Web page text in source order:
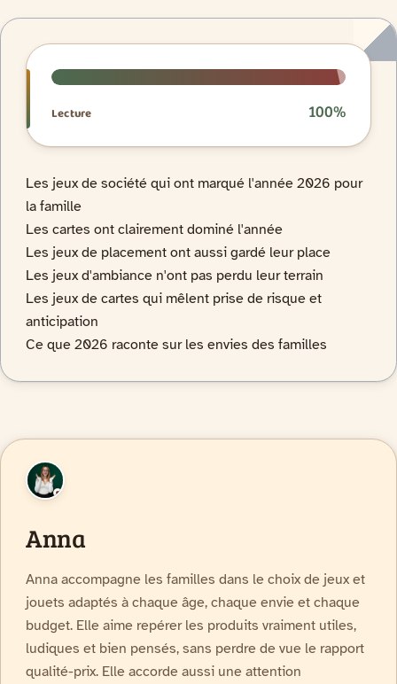
Progression de lecture
Lecture 100%
Les jeux de société qui ont marqué l'année 2026 pour
la famille
Les cartes ont clairement dominé l'année
Les jeux de placement ont aussi gardé leur place
Les jeux d'ambiance n'ont pas perdu leur terrain
Les jeux de cartes qui mêlent prise de risque et
anticipation
Ce que 2026 raconte sur les envies des familles
Anna
Anna accompagne les familles dans le choix de jeux et
jouets adaptés à chaque âge, chaque envie et chaque
budget. Elle aime repérer les produits vraiment utiles,
ludiques et bien pensés, sans perdre de vue le rapport
qualité-prix. Elle accorde aussi une attention